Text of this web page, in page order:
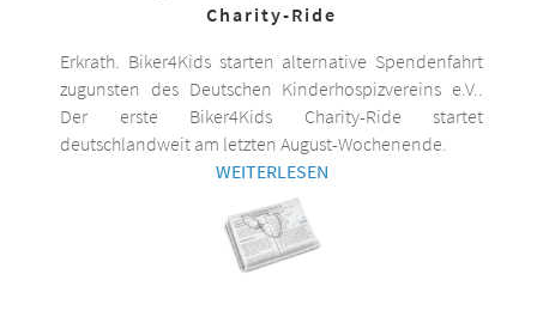
Charity-Ride
Erkrath. Biker4Kids starten alternative Spendenfahrt
zugunsten des Deutschen Kinderhospizvereins e.V..
Der erste Biker4Kids Charity-Ride startet
deutschlandweit am letzten August-Wochenende.
WEITERLESEN